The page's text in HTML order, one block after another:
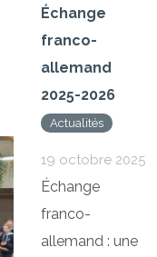
Échange
franco-
allemand
2025-2026
Actualités
19 octobre 2025
Échange
franco-
allemand : une